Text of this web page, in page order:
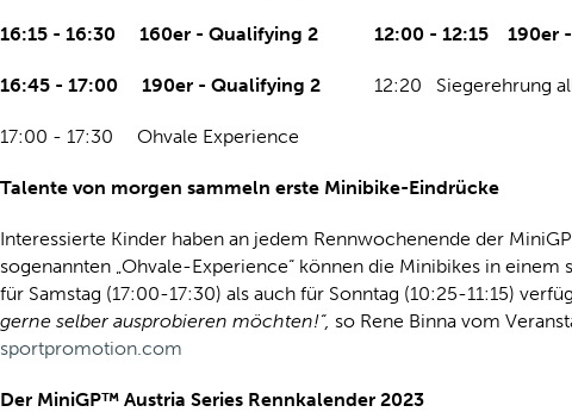
16:15 - 16:30 160er - Qualifying 2
16:45 - 17:00 190er - Qualifying 2
17:00 - 17:30 Ohvale Experience
12:00 - 12:15 190er
12:20 Siegerehrung
Talente von morgen sammeln erste Minibike-Eindrücke
Interessierte Kinder haben an jedem Rennwochenende der
sogenannten „Ohvale-Experience“ können die Minibikes in
für Samstag (17:00-17:30) als auch für Sonntag (10:25-11:15)
gerne selber ausprobieren möchten!“, so Rene Binna vom
sportpromotion.com
Der MiniGP™ Austria Series Rennkalender 2023